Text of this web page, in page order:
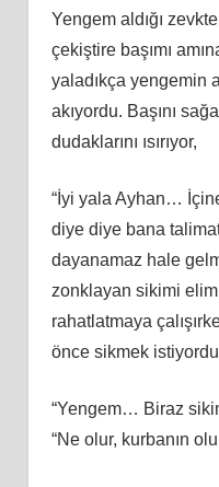
Yengem aldığı
çekiştire başımı
yaladıkça yengemin
akıyordu. Başını
dudaklarını ısırıyor,
“İyi yala Ayhan… İçine
diye diye bana
dayanamaz hale
zonklayan sikimi
rahatlatmaya
önce sikmek
“Yengem… Biraz
“Ne olur, kurbanın